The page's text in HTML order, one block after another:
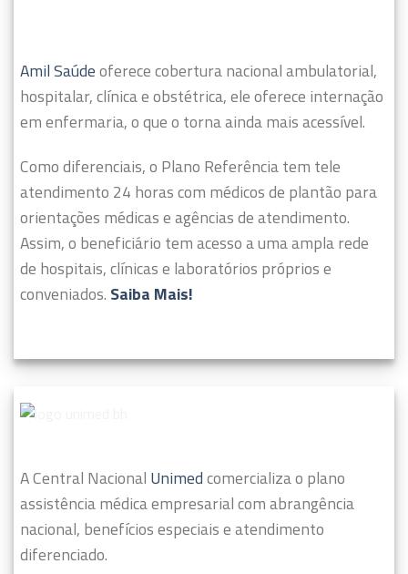
Amil Saúdeoferece cobertura nacional ambulatorial,
hospitalar, clínica e obstétrica, ele oferece internação
em enfermaria, o que o torna ainda mais acessível.
Como diferenciais, o Plano Referência tem tele
atendimento 24 horas com médicos de plantão para
orientações médicas e agências de atendimento.
Assim, o beneficiário tem acesso a uma ampla rede
de hospitais, clínicas e laboratórios próprios e
conveniados. Saiba Mais!
A Central Nacional Unimedcomercializa o plano
assistência médica empresarial com abrangência
nacional, benefícios especiais e atendimento
diferenciado.